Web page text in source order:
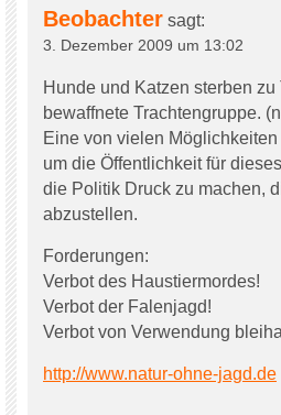
Beobachter sagt:
3. Dezember 2009 um 13:02
Hunde und Katzen sterben
bewaffnete Trachtengruppe.
Eine von vielen
um die Öffentlichkeit für
die Politik Druck zu machen,
abzustellen.
Forderungen:
Verbot des Haustiermordes!
Verbot der Falenjagd!
Verbot von Verwendung
http://www.natur-ohne-jagd.de